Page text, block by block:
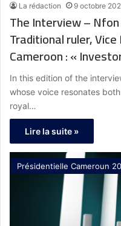
La rédaction 9 octobre
The Interview – Nfon
Traditional ruler,
Cameroon : «
Consider
Agriculture »
In this edition of the
whose voice resonates
royal…
Lire la suite »
Présidentielle Cameroun